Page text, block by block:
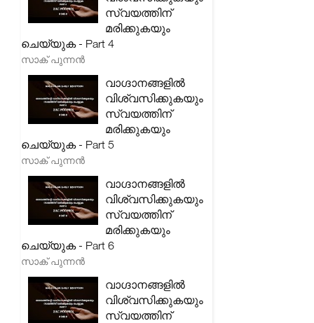
സ്വയത്തിന്
മരിക്കുകയും
ചെയ്യുക - Part 4
സാക് പുന്നൻ
വാഗ്ദാനങ്ങളിൽ
വിശ്വസിക്കുകയും
സ്വയത്തിന്
മരിക്കുകയും
ചെയ്യുക - Part 5
സാക് പുന്നൻ
വാഗ്ദാനങ്ങളിൽ
വിശ്വസിക്കുകയും
സ്വയത്തിന്
മരിക്കുകയും
ചെയ്യുക - Part 6
സാക് പുന്നൻ
വാഗ്ദാനങ്ങളിൽ
വിശ്വസിക്കുകയും
സ്വയത്തിന്